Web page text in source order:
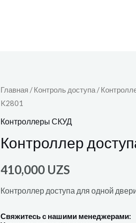
Главная /Контроль доступа /
K2801
Контроллеры СКУД
Контроллер
410,000 UZS
Контроллер доступа для одной
Свяжитесь с нашими менеджерами: